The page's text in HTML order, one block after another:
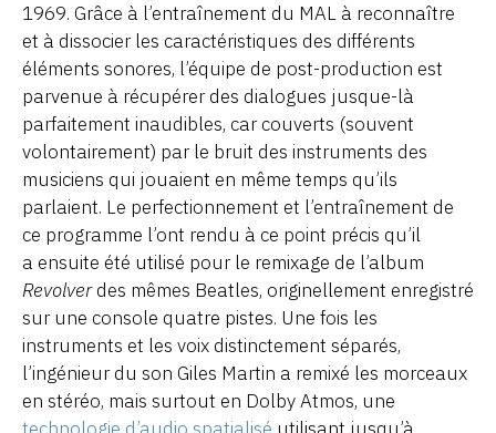
1969. Grâce à l’entraînement du MAL à reconnaître
et à dissocier les caractéristiques des différents
éléments sonores, l’équipe de post-production est
parvenue à récupérer des dialogues jusque-là
parfaitement inaudibles, car couverts (souvent
volontairement) par le bruit des instruments des
musiciens qui jouaient en même temps qu’ils
parlaient. Le perfectionnement et l’entraînement de
ce programme l’ont rendu à ce point précis qu’il
a ensuite été utilisé pour le remixage de l’album
Revolverdes mêmes Beatles, originellement enregistré
sur une console quatre pistes. Une fois les
instruments et les voix distinctement séparés,
l’ingénieur du son Giles Martin a remixé les morceaux
en stéréo, mais surtout en Dolby Atmos, une